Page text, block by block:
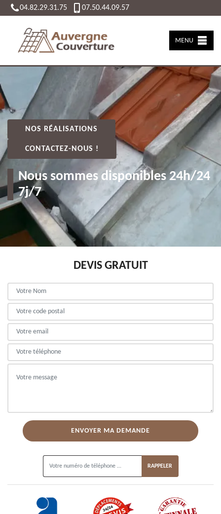
04.82.29.31.75 07.50.44.09.57
MENU
NOS RÉALISATIONS
CONTACTEZ-NOUS !
Nous sommes disponibles 24h/24
7j/7
DEVIS GRATUIT